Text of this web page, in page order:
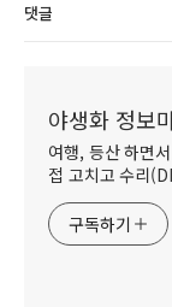
댓글
야생화 정보
여행, 등산 하면
접 고치고 수리
구독하기